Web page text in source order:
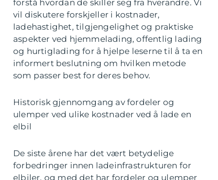
forstå hvordan de skiller seg fra hverandre. Vi
vil diskutere forskjeller i kostnader,
ladehastighet, tilgjengelighet og praktiske
aspekter ved hjemmelading, offentlig lading
og hurtiglading for å hjelpe leserne til å ta en
informert beslutning om hvilken metode
som passer best for deres behov.
Historisk gjennomgang av fordeler og
ulemper ved ulike kostnader ved å lade en
elbil
De siste årene har det vært betydelige
forbedringer innen ladeinfrastrukturen for
elbiler, og med det har fordeler og ulemper